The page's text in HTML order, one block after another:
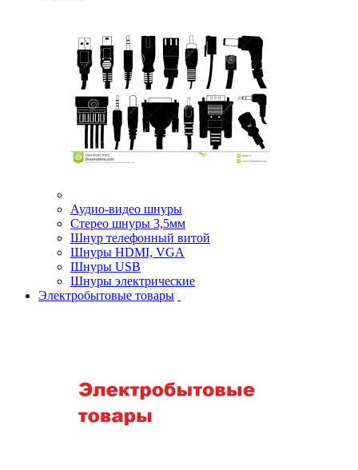
Аудио-видео шнуры
Стерео шнуры 3,5мм
Шнур телефонный витой
Шнуры HDMI, VGA
Шнуры USB
Шнуры электрические
Электробытовые товары